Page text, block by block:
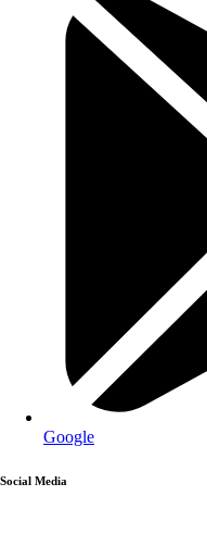
Google
Social Media